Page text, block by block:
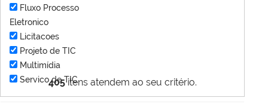
405itens atendem ao seu critério.
Fluxo Processo
Eletronico
Licitacoes
Projeto de TIC
Multimídia
Servico de TIC